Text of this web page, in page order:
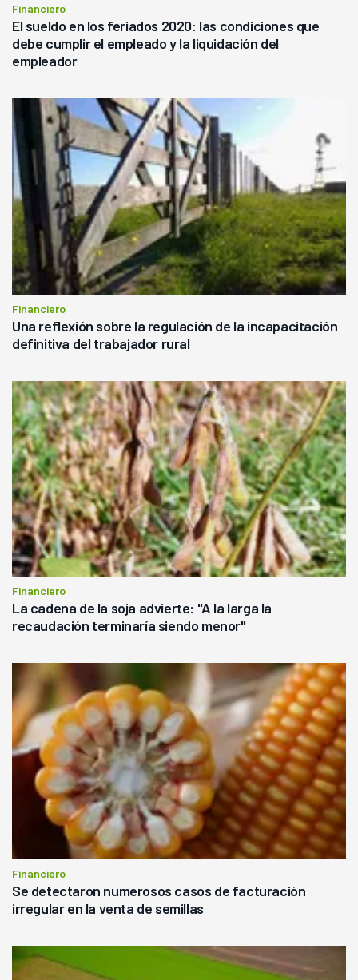
Financiero
El sueldo en los feriados 2020: las condiciones que
debe cumplir el empleado y la liquidación del
empleador
Financiero
Una reflexión sobre la regulación de la incapacitación
definitiva del trabajador rural
Financiero
La cadena de la soja advierte: "A la larga la
recaudación terminaría siendo menor"
Financiero
Se detectaron numerosos casos de facturación
irregular en la venta de semillas